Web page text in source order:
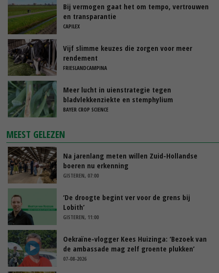
Bij vermogen gaat het om tempo, vertrouwen
en transparantie
CAPILEX
Vijf slimme keuzes die zorgen voor meer
rendement
FRIESLANDCAMPINA
Meer lucht in uienstrategie tegen
bladvlekkenziekte en stemphylium
BAYER CROP SCIENCE
MEEST GELEZEN
Na jarenlang meten willen Zuid-Hollandse
boeren nu erkenning
GISTEREN, 07:00
‘De droogte begint ver voor de grens bij
Lobith’
GISTEREN, 11:00
Oekraïne-vlogger Kees Huizinga: ‘Bezoek van
de ambassade mag zelf groente plukken’
07-08-2026